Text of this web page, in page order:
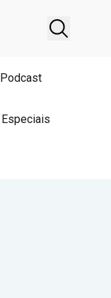
Podcast
Especiais